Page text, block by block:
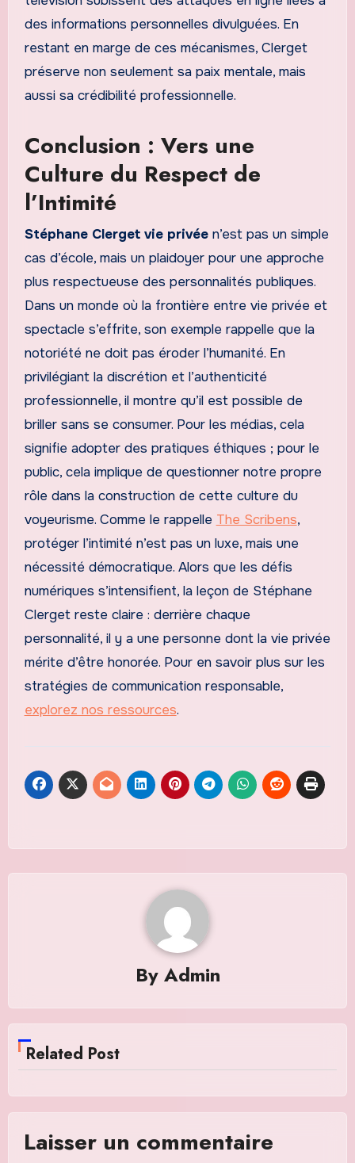
des informations personnelles divulguées. En
restant en marge de ces mécanismes, Clerget
préserve non seulement sa paix mentale, mais
aussi sa crédibilité professionnelle.
Conclusion : Vers une
Culture du Respect de
l’Intimité
Stéphane Clerget vie privéen’est pas un simple
cas d’école, mais un plaidoyer pour une approche
plus respectueuse des personnalités publiques.
Dans un monde où la frontière entre vie privée et
spectacle s’effrite, son exemple rappelle que la
notoriété ne doit pas éroder l’humanité. En
privilégiant la discrétion et l’authenticité
professionnelle, il montre qu’il est possible de
briller sans se consumer. Pour les médias, cela
signifie adopter des pratiques éthiques ; pour le
public, cela implique de questionner notre propre
rôle dans la construction de cette culture du
voyeurisme. Comme le rappelle The Scribens,
protéger l’intimité n’est pas un luxe, mais une
nécessité démocratique. Alors que les défis
numériques s’intensifient, la leçon de Stéphane
Clerget reste claire : derrière chaque
personnalité, il y a une personne dont la vie privée
mérite d’être honorée. Pour en savoir plus sur les
stratégies de communication responsable,
explorez nos ressources.
By Admin
Related Post
Laisser un commentaire